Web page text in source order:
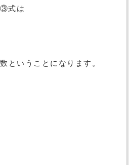
式は
ということになります。